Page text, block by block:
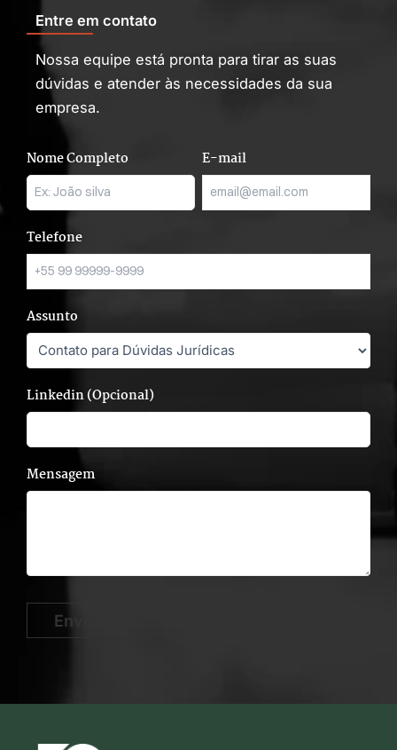
Entre em contato
Nossa equipe está pronta para tirar as suas
dúvidas e atender às necessidades da sua
empresa.
Nome Completo E-mail
Telefone
Assunto
Linkedin (Opcional)
Mensagem
Enviar